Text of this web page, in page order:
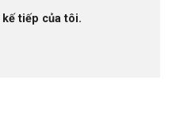
tiếp của tôi.